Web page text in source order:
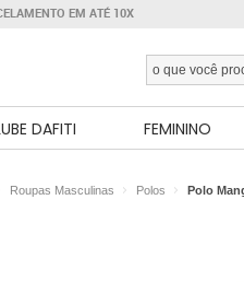
EM ATÉ 10X
DAFITI FEMININO
Roupas Masculinas Polos Polo